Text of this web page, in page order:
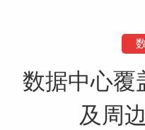
数据中心覆
及周